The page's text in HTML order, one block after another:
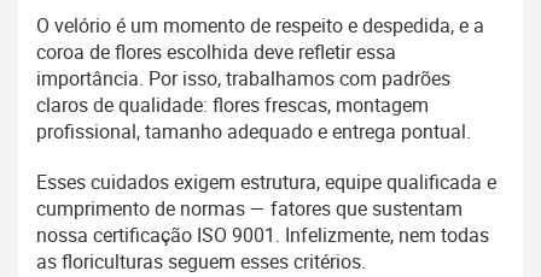
O velório é um momento de respeito e despedida, e a
coroa de flores escolhida deve refletir essa
importância. Por isso, trabalhamos com padrões
claros de qualidade: flores frescas, montagem
profissional, tamanho adequado e entrega pontual.
Esses cuidados exigem estrutura, equipe qualificada e
cumprimento de normas — fatores que sustentam
nossa certificação ISO 9001. Infelizmente, nem todas
as floriculturas seguem esses critérios.